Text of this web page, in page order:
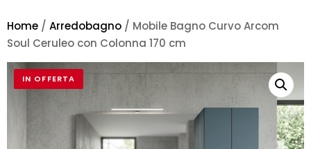
Home / Arredobagno / Mobile Bagno Curvo Arcom
Soul Ceruleo con Colonna 170 cm
IN OFFERTA